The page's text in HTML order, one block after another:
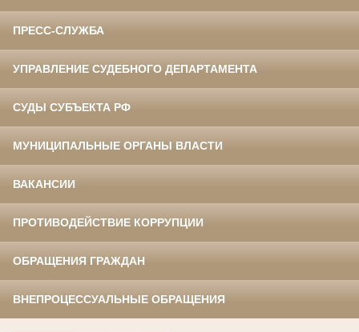
ПРЕСС-СЛУЖБА
УПРАВЛЕНИЕ СУДЕБНОГО ДЕПАРТАМЕНТА
СУДЫ СУБЪЕКТА РФ
МУНИЦИПАЛЬНЫЕ ОРГАНЫ ВЛАСТИ
ВАКАНСИИ
ПРОТИВОДЕЙСТВИЕ КОРРУПЦИИ
ОБРАЩЕНИЯ ГРАЖДАН
ВНЕПРОЦЕССУАЛЬНЫЕ ОБРАЩЕНИЯ